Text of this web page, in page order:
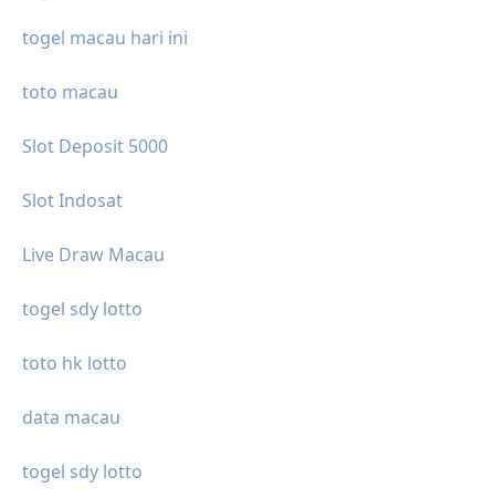
togel macau hari ini
toto macau
Slot Deposit 5000
Slot Indosat
Live Draw Macau
togel sdy lotto
toto hk lotto
data macau
togel sdy lotto